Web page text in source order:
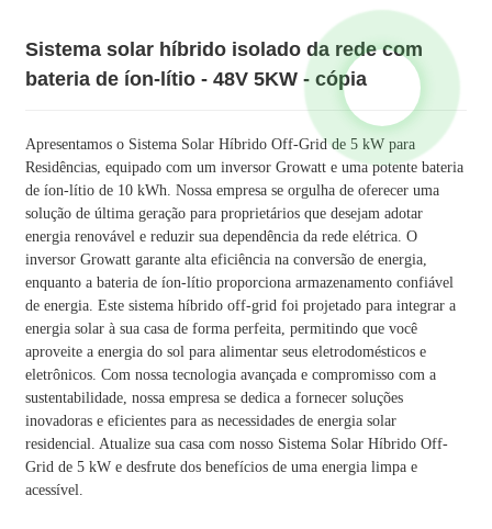
Sistema solar híbrido isolado da rede com
bateria de íon-lítio - 48V 5KW - cópia
Apresentamos o Sistema Solar Híbrido Off-Grid de 5 kW para
Residências, equipado com um inversor Growatt e uma potente bateria
de íon-lítio de 10 kWh. Nossa empresa se orgulha de oferecer uma
solução de última geração para proprietários que desejam adotar
energia renovável e reduzir sua dependência da rede elétrica. O
inversor Growatt garante alta eficiência na conversão de energia,
enquanto a bateria de íon-lítio proporciona armazenamento confiável
de energia. Este sistema híbrido off-grid foi projetado para integrar a
energia solar à sua casa de forma perfeita, permitindo que você
aproveite a energia do sol para alimentar seus eletrodomésticos e
eletrônicos. Com nossa tecnologia avançada e compromisso com a
sustentabilidade, nossa empresa se dedica a fornecer soluções
inovadoras e eficientes para as necessidades de energia solar
residencial. Atualize sua casa com nosso Sistema Solar Híbrido Off-
Grid de 5 kW e desfrute dos benefícios de uma energia limpa e
acessível.